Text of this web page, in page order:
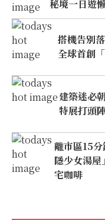
秘境一日遊
搭機告別
全球首創
建築迷必
特展打頭
離市區15
隱少女湯
宅咖啡